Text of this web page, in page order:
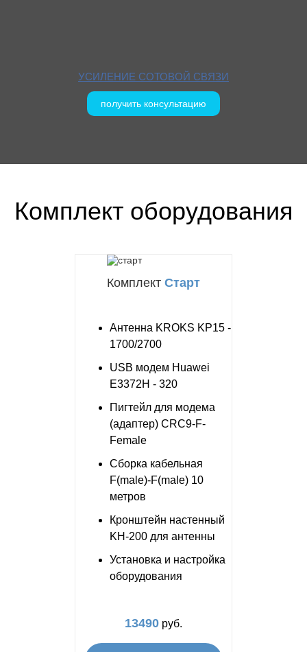
УСИЛЕНИЕ СОТОВОЙ СВЯЗИ
получить консультацию
Комплект оборудования
Комплект Старт
Антенна KROKS KP15 -
1700/2700
USB модем Huawei
E3372H - 320
Пигтейл для модема
(адаптер) CRC9-F-
Female
Сборка кабельная
F(male)-F(male) 10
метров
Кронштейн настенный
KH-200 для антенны
Установка и настройка
оборудования
13490 руб.